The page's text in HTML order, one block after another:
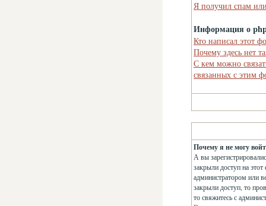
Я получил спам
Информация о
Кто написал этот
Почему здесь нет
С кем можно
связанных с этим
Почему я не могу
А вы
закрыли доступ на
администратором или
закрыли доступ, то
то свяжитесь с